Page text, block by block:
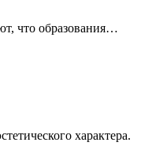
что образования…
характера.